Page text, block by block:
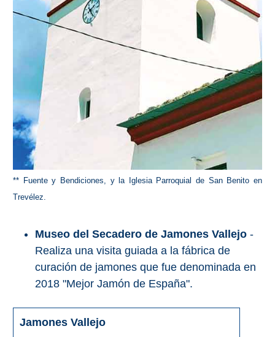
** Fuente y Bendiciones, y la Iglesia Parroquial de San Benito en
Trevélez.
Museo del Secadero de Jamones Vallejo -
Realiza una visita guiada a la fábrica de
curación de jamones que fue denominada en
2018 "Mejor Jamón de España".
Jamones Vallejo